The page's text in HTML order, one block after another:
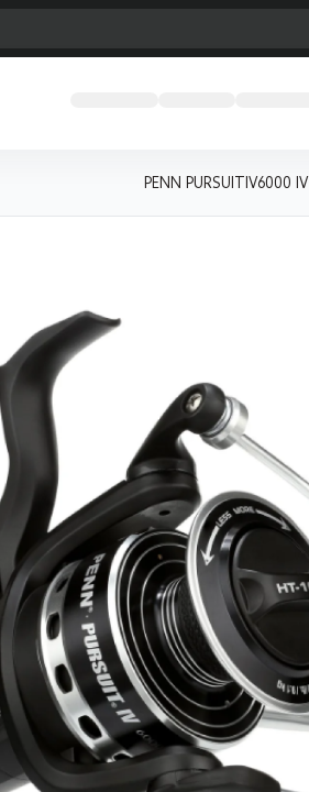
PENN PURSUITIV6000